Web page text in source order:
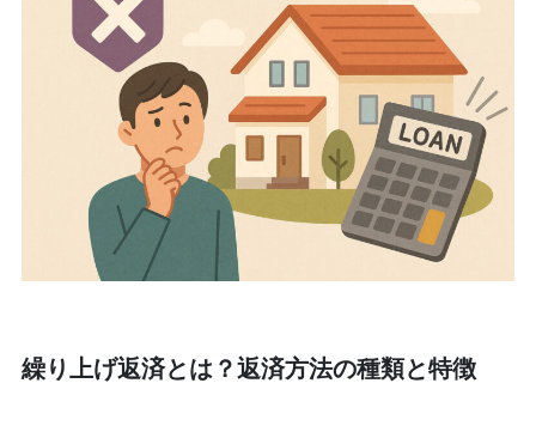
繰り上げ返済とは？返済方法の種類と特徴